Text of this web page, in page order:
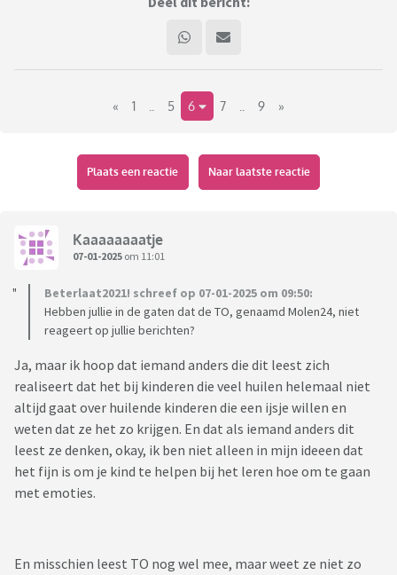
« 1 5 6 7 9 »
Plaats een reactie Naar laatste reactie
Kaaaaaaaatje
07-01-2025 om 11:01
Beterlaat2021! schreef op 07-01-2025 om 09:50:
Hebben jullie in de gaten dat de TO, genaamd Molen24, niet
reageert op jullie berichten?
Ja, maar ik hoop dat iemand anders die dit leest zich
realiseert dat het bij kinderen die veel huilen helemaal niet
altijd gaat over huilende kinderen die een ijsje willen en
weten dat ze het zo krijgen. En dat als iemand anders dit
leest ze denken, okay, ik ben niet alleen in mijn ideeen dat
het fijn is om je kind te helpen bij het leren hoe om te gaan
met emoties.
En misschien leest TO nog wel mee, maar weet ze niet zo